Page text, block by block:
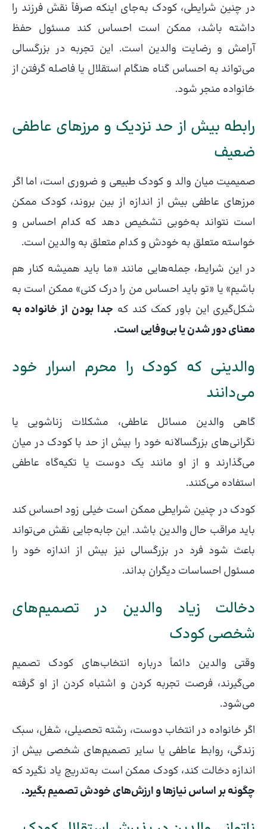
در چنین شرایطی، کودک به‌جای اینکه صرفاً نقش فرزند را
داشته باشد، ممکن است احساس کند مسئول حفظ
آرامش و رضایت والدین است. این تجربه در بزرگسالی
می‌تواند به احساس گناه هنگام استقلال یا فاصله گرفتن از
خانواده منجر شود.
رابطه بیش از حد نزدیک و مرزهای عاطفی
ضعیف
صمیمیت میان والد و کودک طبیعی و ضروری است، اما اگر
مرزهای عاطفی بیش از اندازه از بین بروند، کودک ممکن
است نتواند به‌خوبی تشخیص دهد که کدام احساس و
خواسته متعلق به خودش و کدام متعلق به والدین است.
در این شرایط، جمله‌هایی مانند «ما باید همیشه کنار هم
باشیم» یا «تو باید احساس من را درک کنی» ممکن است به
شکل‌گیری این باور کمک کند که جدا بودن از خانواده به
معنای دور شدن یا بی‌وفایی است.
والدینی که کودک را محرم اسرار خود
می‌دانند
گاهی والدین مسائل عاطفی، مشکلات زناشویی یا
نگرانی‌های بزرگسالانه خود را بیش از حد با کودک در میان
می‌گذارند و از او مانند یک دوست یا تکیه‌گاه عاطفی
استفاده می‌کنند.
کودک در چنین شرایطی ممکن است خیلی زود احساس کند
باید مراقب حال والدین باشد. این جابه‌جایی نقش می‌تواند
باعث شود فرد در بزرگسالی نیز بیش از اندازه خود را
مسئول احساسات دیگران بداند.
دخالت زیاد والدین در تصمیم‌های
شخصی کودک
وقتی والدین دائماً درباره انتخاب‌های کودک تصمیم
می‌گیرند، فرصت تجربه کردن و اشتباه کردن از او گرفته
می‌شود.
اگر خانواده در انتخاب دوست، رشته تحصیلی، شغل، سبک
زندگی، روابط عاطفی یا سایر تصمیم‌های شخصی بیش از
اندازه دخالت کند، کودک ممکن است به‌تدریج یاد نگیرد که
چگونه بر اساس نیازها و ارزش‌های خودش تصمیم بگیرد.